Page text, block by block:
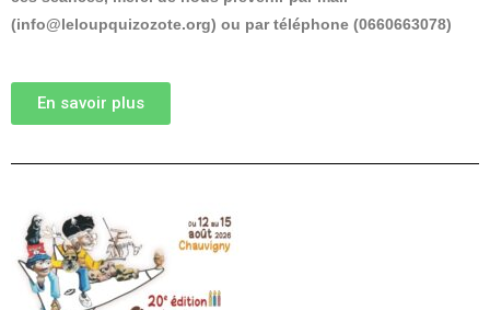
(info@leloupquizozote.org) ou par téléphone (0660663078)
En savoir plus